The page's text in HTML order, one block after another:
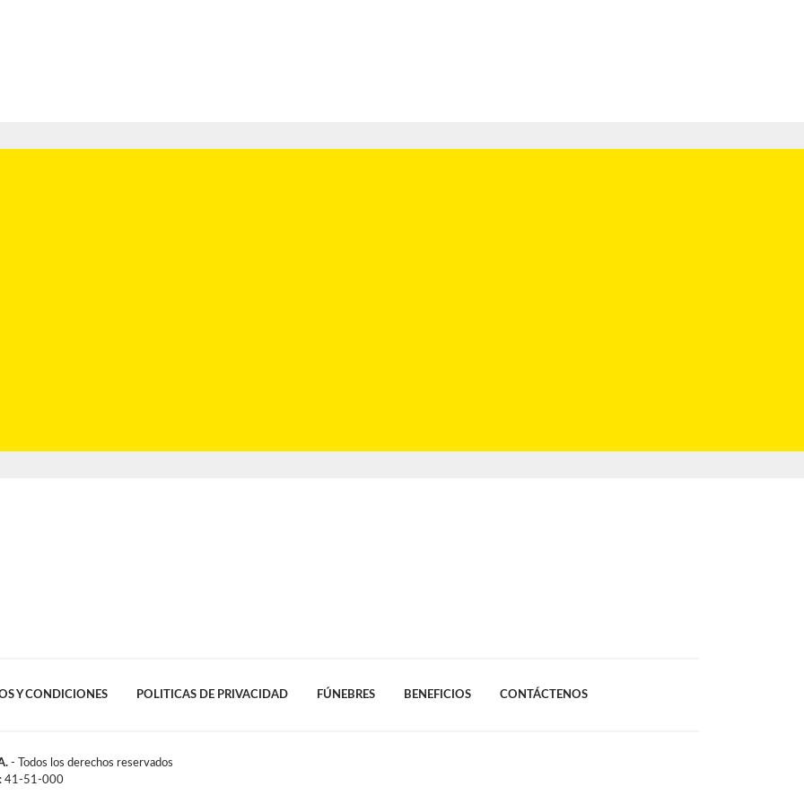
Y CONDICIONES POLITICAS DE PRIVACIDAD FÚNEBRES BENEFICIOS CONTÁCTENOS
- Todos los derechos reservados
41-51-000